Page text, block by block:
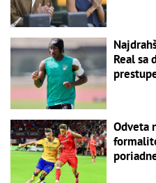
Real sa
Odveta